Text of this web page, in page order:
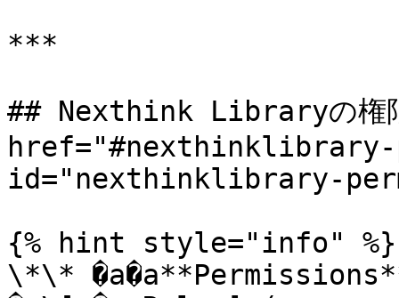
***
## Nexthink Libraryの権
href="#nexthinklibrary-
id="nexthinklibrary-
{% hint style="info" %}
\*\*